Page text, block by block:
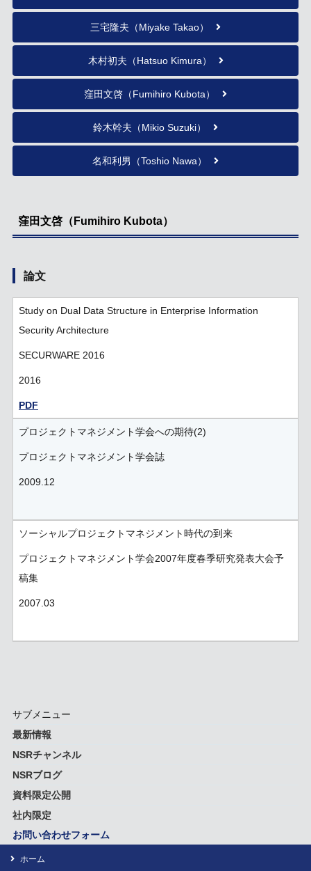
三宅隆夫（Miyake Takao）
木村初夫（Hatsuo Kimura）
窪田文啓（Fumihiro Kubota）
鈴木幹夫（Mikio Suzuki）
名和利男（Toshio Nawa）
窪田文啓（Fumihiro Kubota）
論文
Study on Dual Data Structure in Enterprise Information
Security Architecture
SECURWARE 2016
2016
PDF
プロジェクトマネジメント学会への期待(2)
プロジェクトマネジメント学会誌
2009.12
ソーシャルプロジェクトマネジメント時代の到来
プロジェクトマネジメント学会2007年度春季研究発表大会予
稿集
2007.03
サブメニュー
最新情報
NSRチャンネル
NSRブログ
資料限定公開
社内限定
お問い合わせフォーム
ホーム